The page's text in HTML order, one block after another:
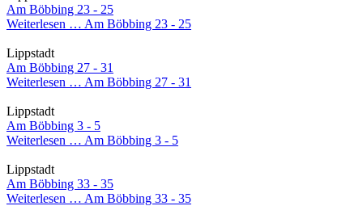
Am Böbbing 23 - 25
Weiterlesen … Am Böbbing 23 - 25
Lippstadt
Am Böbbing 27 - 31
Weiterlesen … Am Böbbing 27 - 31
Lippstadt
Am Böbbing 3 - 5
Weiterlesen … Am Böbbing 3 - 5
Lippstadt
Am Böbbing 33 - 35
Weiterlesen … Am Böbbing 33 - 35